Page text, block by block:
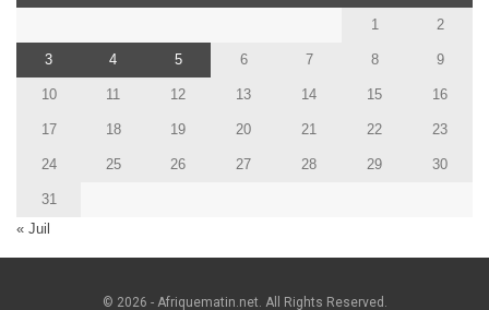
1 2
3 4 5 6 7 8 9
10 11 12 13 14 15 16
17 18 19 20 21 22 23
24 25 26 27 28 29 30
31
« Juil
© 2026 - Afriquematin.net. All Rights Reserved.